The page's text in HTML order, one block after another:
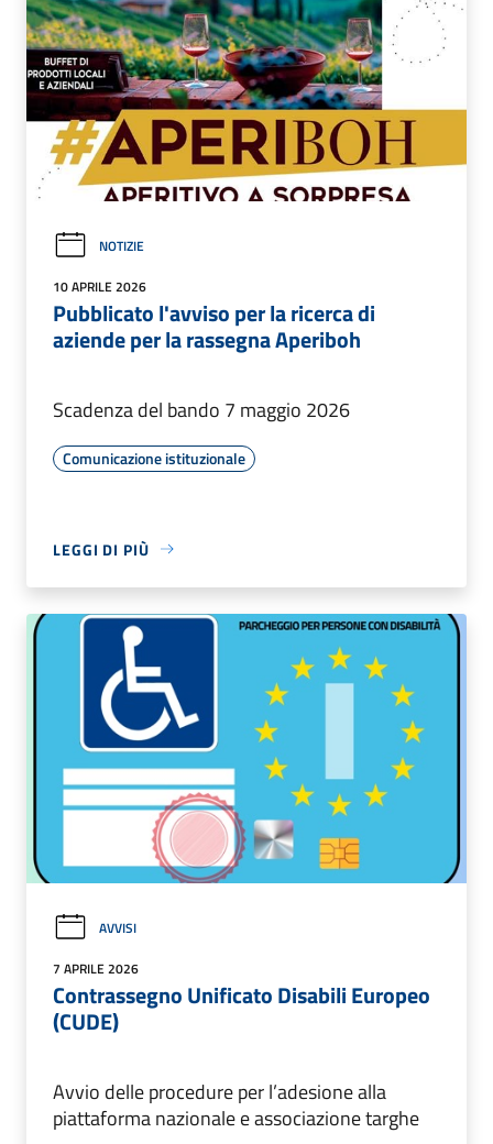
NOTIZIE
10 APRILE 2026
Pubblicato l'avviso per la ricerca di
aziende per la rassegna Aperiboh
Scadenza del bando 7 maggio 2026
Comunicazione istituzionale
LEGGI DI PIÙ
AVVISI
7 APRILE 2026
Contrassegno Unificato Disabili Europeo
(CUDE)
Avvio delle procedure per l’adesione alla
piattaforma nazionale e associazione targhe